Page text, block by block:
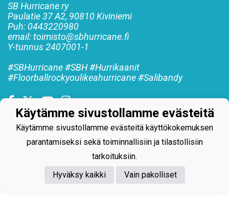
SB Hurricane ry
Paulatie 37 A2, 90810 Kiviniemi
Puh: 0443220980
email: toimisto@sbhurricane.fi
Y-tunnus2407001-1
#SBHurricane #SBH #Hurrikaanit
#Floorballrockyoulikeahurricane #Salibandy
Powered by
Käytämme sivustollamme evästeitä
Käytämme sivustollamme evästeitä käyttökokemuksen
parantamiseksi sekä toiminnallisiin ja tilastollisiin
tarkoituksiin.
Hyväksy kaikki
Vain pakolliset